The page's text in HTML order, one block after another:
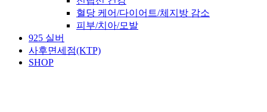
혈당 케어/다이어트/체지방 감소
피부/치아/모발
925 실버
사후면세점(KTP)
SHOP